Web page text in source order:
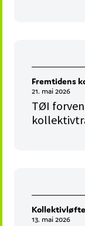
Fremtidens
21. mai 2026
TØI
13. mai 2026